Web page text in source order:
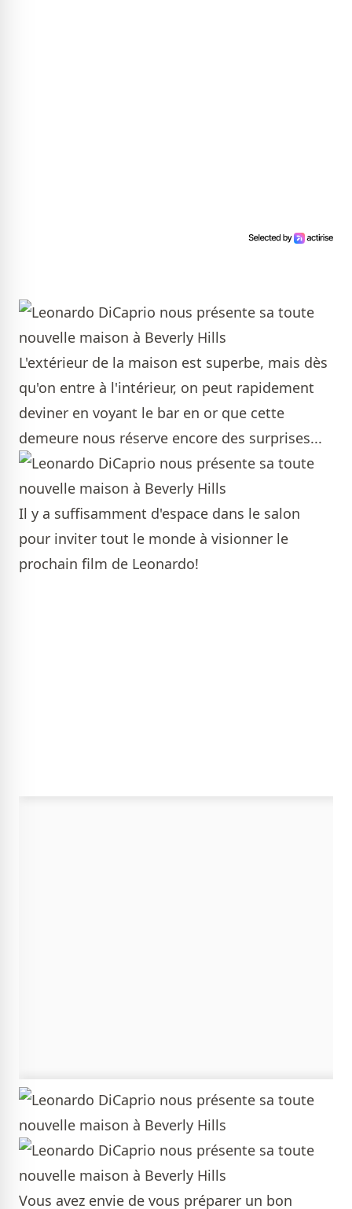
L'extérieur de la maison est superbe, mais dès
qu'on entre à l'intérieur, on peut rapidement
deviner en voyant le bar en or que cette
demeure nous réserve encore des surprises...
Il y a suffisamment d'espace dans le salon
pour inviter tout le monde à visionner le
prochain film de Leonardo!
Vous avez envie de vous préparer un bon